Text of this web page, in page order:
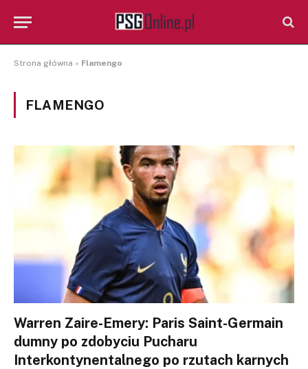
Strona główna » Flamengo
FLAMENGO
Warren Zaire-Emery: Paris Saint-Germain
dumny po zdobyciu Pucharu
Interkontynentalnego po rzutach karnych